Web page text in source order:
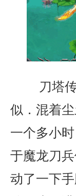
刀塔
似．混着
一个多小
于魔龙刀
动了一下